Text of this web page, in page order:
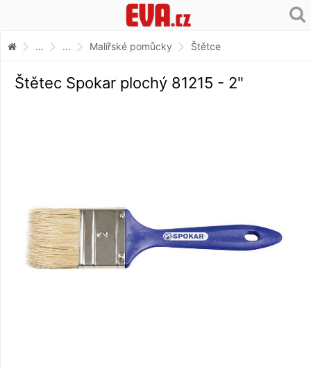
... ... Malířské pomůcky Štětce
Štětec Spokar plochý 81215 - 2"